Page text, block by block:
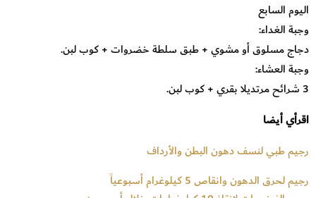
اليوم السابع
وجبة الغداء:
دجاج مسلوق أو مشوي + طبق سلطة خضروات + كوب لبن.
وجبة العشاء:
3 شرائح مرتديلا بقري + كوب لبن.
اقرأي أيضا
رجيم طبي لنسف دهون البطن والأرداف
رجيم لحرق الدهون وانقاص 5 كيلوغرام أسبوعياً